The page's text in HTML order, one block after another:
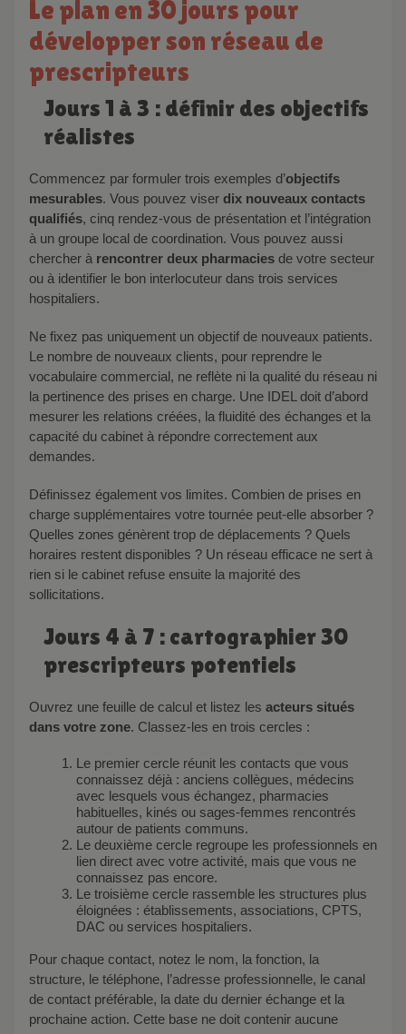
Le plan en 30 jours pour
développer son réseau de
prescripteurs
Jours 1 à 3 : définir des objectifs
réalistes
Commencez par formuler trois exemples d’objectifs
mesurables. Vous pouvez viser dix nouveaux contacts
qualifiés, cinq rendez-vous de présentation et l’intégration
à un groupe local de coordination. Vous pouvez aussi
chercher à rencontrer deux pharmacies de votre secteur
ou à identifier le bon interlocuteur dans trois services
hospitaliers.
Ne fixez pas uniquement un objectif de nouveaux patients.
Le nombre de nouveaux clients, pour reprendre le
vocabulaire commercial, ne reflète ni la qualité du réseau ni
la pertinence des prises en charge. Une IDEL doit d’abord
mesurer les relations créées, la fluidité des échanges et la
capacité du cabinet à répondre correctement aux
demandes.
Définissez également vos limites. Combien de prises en
charge supplémentaires votre tournée peut-elle absorber ?
Quelles zones génèrent trop de déplacements ? Quels
horaires restent disponibles ? Un réseau efficace ne sert à
rien si le cabinet refuse ensuite la majorité des
sollicitations.
Jours 4 à 7 : cartographier 30
prescripteurs potentiels
Ouvrez une feuille de calcul et listez les acteurs situés
dans votre zone. Classez-les en trois cercles :
Le premier cercle réunit les contacts que vous
connaissez déjà : anciens collègues, médecins
avec lesquels vous échangez, pharmacies
habituelles, kinés ou sages-femmes rencontrés
autour de patients communs.
Le deuxième cercle regroupe les professionnels en
lien direct avec votre activité, mais que vous ne
connaissez pas encore.
Le troisième cercle rassemble les structures plus
éloignées : établissements, associations, CPTS,
DAC ou services hospitaliers.
Pour chaque contact, notez le nom, la fonction, la
structure, le téléphone, l’adresse professionnelle, le canal
de contact préférable, la date du dernier échange et la
prochaine action. Cette base ne doit contenir aucune